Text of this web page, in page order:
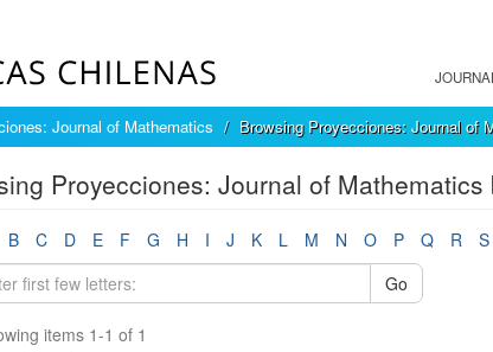
Journal of Mathematics Browsing Proyecciones: Journal of
Proyecciones: Journal of
B C D E F G H I J K L M N O P Q R S
Go
items 1-1 of 1